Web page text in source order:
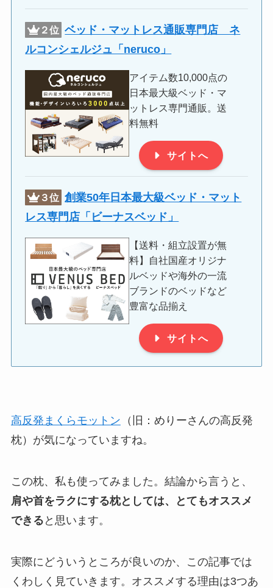
２位 ベッド・マットレス通販専門店 ネ
ルコンシェルジュ「 neruco 」
アイテム数10,000点の
日本最大級ベッド・マ
ットレス専門通販。送
料無料
サイトへ
３位 創業50年日本最大級ベッド・マット
レス専門店「ビーナスベッド」
【送料・組立設置が無
料】自社国産オリジナ
ルベッドや海外の一流
ブランドのベッドなど
豊富な品揃え
サイトへ
高反発まくらモットン （旧：めりーさんの高反発
枕）が気になっていますね。
この枕、私も使ってみました。結論から言うと、
肩や首をラクにする枕としては、とてもオススメ
できる と思います。
実際にどういうところが良いのか、この記事では
くわしく見ていきます。オススメする理由は3つあ